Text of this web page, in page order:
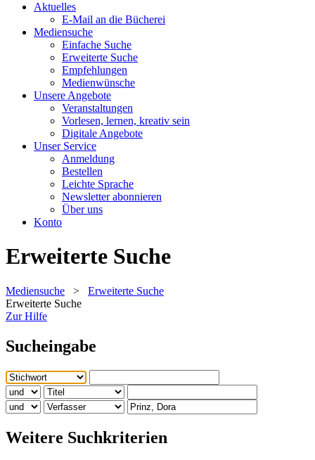
Aktuelles
E-Mail an die Bücherei
Mediensuche
Einfache Suche
Erweiterte Suche
Empfehlungen
Medienwünsche
Unsere Angebote
Veranstaltungen
Vorlesen, lernen, kreativ sein
Digitale Angebote
Unser Service
Anmeldung
Bestellen
Leichte Sprache
Newsletter abonnieren
Über uns
Konto
Erweiterte Suche
Mediensuche > Erweiterte Suche
Erweiterte Suche
Zur Hilfe
Sucheingabe
Weitere Suchkriterien